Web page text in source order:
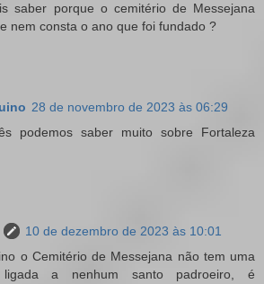
saber porque o cemitério de Messejana
nem consta o ano que foi fundado ?
28 de novembro de 2023 às 06:29
podemos saber muito sobre Fortaleza
10 de dezembro de 2023 às 10:01
o Cemitério de Messejana não tem uma
ligada a nenhum santo padroeiro, é